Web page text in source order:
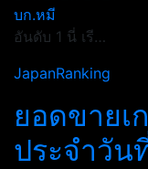
บก.หมี
อันดับ 1 นี่ เรี…
JapanRanking
ยอดขาย
ประจำวัน